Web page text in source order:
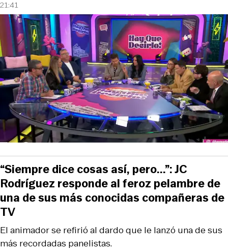
21:41
El animador se refirió al dardo que le lanzó una de sus
más recordadas panelistas.
“Siempre dice cosas así, pero...”: JC
Rodríguez responde al feroz pelambre de
una de sus más conocidas compañeras de
TV